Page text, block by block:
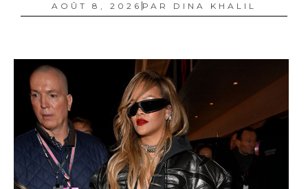
AOÛT 8, 2026 PAR DINA KHALIL